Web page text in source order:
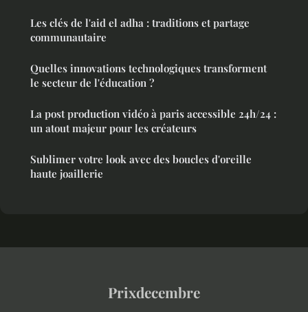
Les clés de l'aid el adha : traditions et partage
communautaire
Quelles innovations technologiques transforment
le secteur de l'éducation ?
La post production vidéo à paris accessible 24h/24 :
un atout majeur pour les créateurs
Sublimer votre look avec des boucles d'oreille
haute joaillerie
Prixdecembre